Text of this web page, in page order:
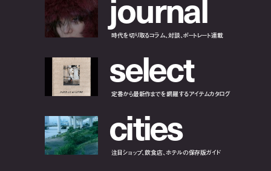
時代を切り取るコラム、対談、ポートレート連載
select
定番から最新作までを網羅するアイテムカタログ
cities
注目ショップ、飲食店、ホテルの保存版ガイド